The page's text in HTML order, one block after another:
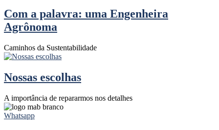
Com a palavra: uma Engenheira
Agrônoma
Caminhos da Sustentabilidade
Nossas escolhas
A importância de repararmos nos detalhes
Whatsapp